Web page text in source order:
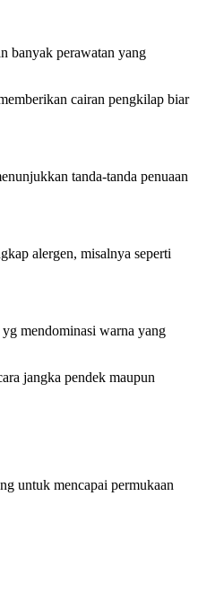
banyak perawatan yang
cairan pengkilap biar
tanda-tanda penuaan
alergen, misalnya seperti
mendominasi warna yang
jangka pendek maupun
untuk mencapai permukaan